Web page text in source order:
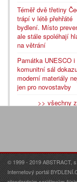
Téměř dvě třetiny
trápí v létě přehřáté
bydlení. Místo
ale stále spoléhají
na větrání
Památka UNESCO i
komunitní sál
moderní materiály
jen pro novostavby
>> všechny
© 1999 - 2019 ABSTRACT,
Internetový portál